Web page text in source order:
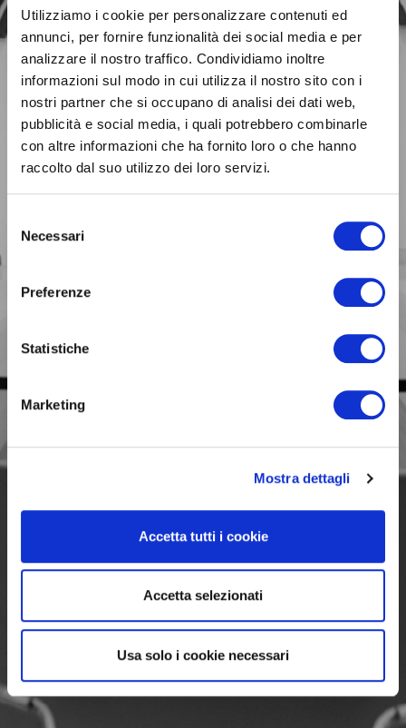
Utilizziamo i cookie per personalizzare contenuti ed
annunci, per fornire funzionalità dei social media e per
analizzare il nostro traffico. Condividiamo inoltre
informazioni sul modo in cui utilizza il nostro sito con i
nostri partner che si occupano di analisi dei dati web,
pubblicità e social media, i quali potrebbero combinarle
con altre informazioni che ha fornito loro o che hanno
raccolto dal suo utilizzo dei loro servizi.
delNecessari
Preferenze
Statistiche
Marketing
Mostra dettagli
Accetta tutti i cookie
Accetta selezionati
Usa solo i cookie necessari
BUSINESS